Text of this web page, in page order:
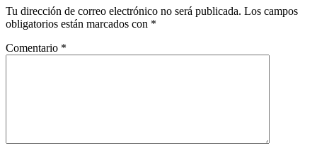
Tu dirección de correo electrónico no será publicada. Los campos
obligatorios están marcados con *
Comentario *